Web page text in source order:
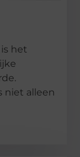
het
niet alleen